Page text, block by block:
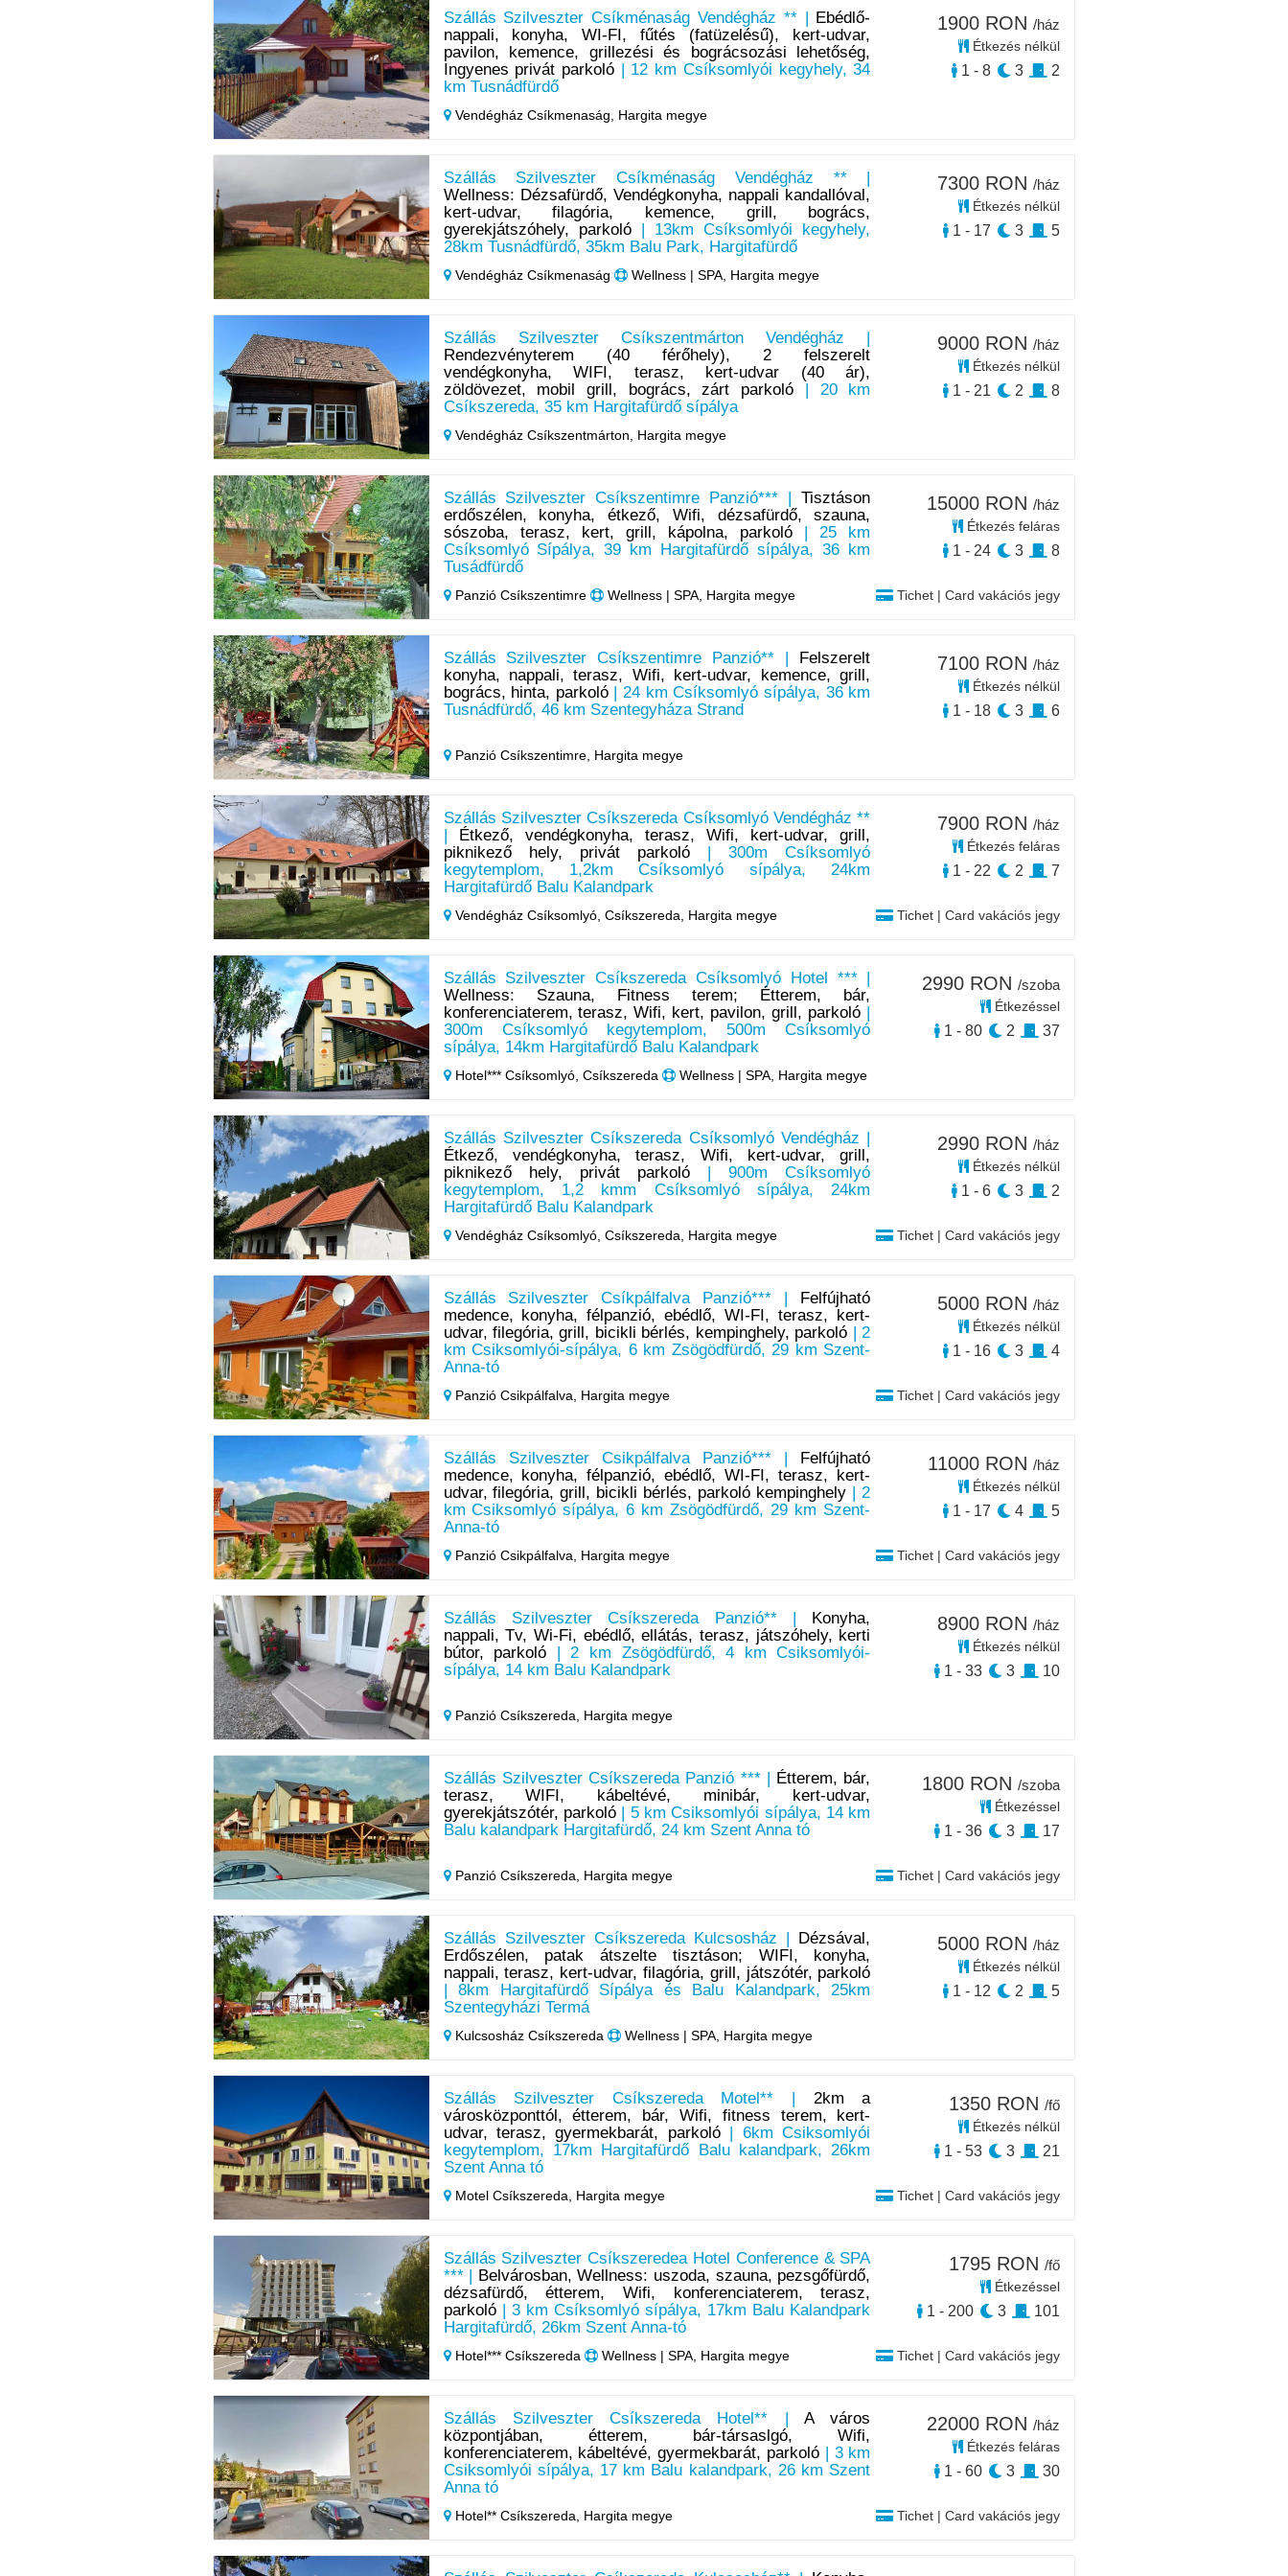
Szállás Szilveszter Csíkménaság Vendégház ** |
Ebédlő-
nappali, konyha, WI-FI, fűtés (fatüzelésű), kert-udvar,
pavilon, kemence, grillezési és bográcsozási lehetőség,
Ingyenes privát parkoló| 12 km Csíksomlyói kegyhely, 34
km Tusnádfürdő
Vendégház Csíkmenaság, Hargita megye
1900 RON /ház
Étkezés nélkül
1 - 8 3 2
Szállás Szilveszter Csíkménaság Vendégház ** |
Wellness: Dézsafürdő, Vendégkonyha, nappali kandallóval,
kert-udvar, filagória, kemence, grill, bogrács,
gyerekjátszóhely, parkoló| 13km Csíksomlyói kegyhely,
28km Tusnádfürdő, 35km Balu Park, Hargitafürdő
Vendégház Csíkmenaság Wellness | SPA, Hargita megye
7300 RON /ház
Étkezés nélkül
1 - 17 3 5
Szállás Szilveszter Csíkszentmárton Vendégház |
Rendezvényterem (40 férőhely), 2 felszerelt
vendégkonyha, WIFI, terasz, kert-udvar (40 ár),
zöldövezet, mobil grill, bogrács, zárt parkoló | 20 km
Csíkszereda, 35 km Hargitafürdő sípálya
Vendégház Csíkszentmárton, Hargita megye
9000 RON /ház
Étkezés nélkül
1 - 21 2 8
Szállás Szilveszter Csíkszentimre Panzió*** |Tisztáson
erdőszélen, konyha, étkező, Wifi, dézsafürdő, szauna,
sószoba, terasz, kert, grill, kápolna, parkoló | 25 km
Csíksomlyó Sípálya, 39 km Hargitafürdő sípálya, 36 km
Tusádfürdő
Panzió Csíkszentimre Wellness | SPA, Hargita megye Tichet | Card vakációs jegy
15000 RON /ház
Étkezés feláras
1 - 24 3 8
Szállás Szilveszter Csíkszentimre Panzió** |
Felszerelt
konyha, nappali, terasz, Wifi, kert-udvar, kemence, grill,
bogrács, hinta, parkoló| 24 km Csíksomlyó sípálya, 36 km
Tusnádfürdő, 46 km Szentegyháza Strand
Panzió Csíkszentimre, Hargita megye
7100 RON /ház
Étkezés nélkül
1 - 18 3 6
Szállás Szilveszter Csíkszereda Csíksomlyó Vendégház **
Étkező, vendégkonyha, terasz, Wifi, kert-udvar, grill,
piknikező hely, privát parkoló| 300m Csíksomlyó
kegytemplom, 1,2km Csíksomlyó sípálya, 24km
Hargitafürdő Balu Kalandpark
Vendégház Csíksomlyó, Csíkszereda, Hargita megye Tichet | Card vakációs jegy
7900 RON /ház
Étkezés feláras
1 - 22 2 7
Szállás Szilveszter Csíkszereda Csíksomlyó Hotel *** |
Wellness: Szauna, Fitness terem; Étterem, bár,
konferenciaterem, terasz, Wifi, kert, pavilon, grill, parkoló
300m Csíksomlyó kegytemplom, 500m Csíksomlyó
sípálya, 14km Hargitafürdő Balu Kalandpark
Hotel*** Csíksomlyó, Csíkszereda Wellness | SPA, Hargita megye
2990 RON /szoba
Étkezéssel
1 - 80 2 37
Szállás Szilveszter Csíkszereda Csíksomlyó Vendégház |
Étkező, vendégkonyha, terasz, Wifi, kert-udvar, grill,
piknikező hely, privát parkoló| 900m Csíksomlyó
kegytemplom, 1,2 kmm Csíksomlyó sípálya, 24km
Hargitafürdő Balu Kalandpark
Vendégház Csíksomlyó, Csíkszereda, Hargita megye Tichet | Card vakációs jegy
2990 RON /ház
Étkezés nélkül
1 - 6 3 2
Szállás Szilveszter Csíkpálfalva Panzió*** |
Felfújható
medence, konyha, félpanzió, ebédlő, WI-FI, terasz, kert-
udvar, filegória, grill, bicikli bérlés, kempinghely, parkoló | 2
km Csiksomlyói-sípálya, 6 km Zsögödfürdő, 29 km Szent-
Anna-tó
Panzió Csikpálfalva, Hargita megye Tichet | Card vakációs jegy
5000 RON /ház
Étkezés nélkül
1 - 16 3 4
Szállás Szilveszter Csikpálfalva Panzió*** |
Felfújható
medence, konyha, félpanzió, ebédlő, WI-FI, terasz, kert-
udvar, filegória, grill, bicikli bérlés, parkoló kempinghely | 2
km Csiksomlyó sípálya, 6 km Zsögödfürdő, 29 km Szent-
Anna-tó
Panzió Csikpálfalva, Hargita megye Tichet | Card vakációs jegy
11000 RON /ház
Étkezés nélkül
1 - 17 4 5
Szállás Szilveszter Csíkszereda Panzió** |
Konyha,
nappali, Tv, Wi-Fi, ebédlő, ellátás, terasz, játszóhely, kerti
bútor, parkoló | 2 km Zsögödfürdő, 4 km Csiksomlyói-
sípálya, 14 km Balu Kalandpark
Panzió Csíkszereda, Hargita megye
8900 RON /ház
Étkezés nélkül
1 - 33 3 10
Szállás Szilveszter Csíkszereda Panzió *** |
Étterem, bár,
terasz, WIFI, kábeltévé, minibár, kert-udvar,
gyerekjátszótér, parkoló| 5 km Csiksomlyói sípálya, 14 km
Balu kalandpark Hargitafürdő, 24 km Szent Anna tó
Panzió Csíkszereda, Hargita megye Tichet | Card vakációs jegy
1800 RON /szoba
Étkezéssel
1 - 36 3 17
Szállás Szilveszter Csíkszereda Kulcsosház |
Dézsával,
Erdőszélen, patak átszelte tisztáson; WIFI, konyha,
nappali, terasz, kert-udvar, filagória, grill, játszótér, parkoló
| 8km Hargitafürdő Sípálya és Balu Kalandpark, 25km
Szentegyházi Termá
Kulcsosház Csíkszereda Wellness | SPA, Hargita megye
5000 RON /ház
Étkezés nélkül
1 - 12 2 5
Szállás Szilveszter Csíkszereda Motel** | 2km a
városközponttól, étterem, bár, Wifi, fitness terem, kert-
udvar, terasz, gyermekbarát, parkoló| 6km Csiksomlyói
kegytemplom, 17km Hargitafürdő Balu kalandpark, 26km
Szent Anna tó
Motel Csíkszereda, Hargita megye Tichet | Card vakációs jegy
1350 RON /fő
Étkezés nélkül
1 - 53 3 21
Szállás Szilveszter Csíkszeredea Hotel Conference & SPA
*** |
Belvárosban, Wellness: uszoda, szauna, pezsgőfürdő,
dézsafürdő, étterem, Wifi, konferenciaterem, terasz,
parkoló| 3 km Csíksomlyó sípálya, 17km Balu Kalandpark
Hargitafürdő, 26km Szent Anna-tó
Hotel*** Csíkszereda Wellness | SPA, Hargita megye Tichet | Card vakációs jegy
1795 RON /fő
Étkezéssel
1 - 200 3 101
Szállás Szilveszter Csíkszereda Hotel** |A város
központjában, étterem, bár-társaslgó, Wifi,
konferenciaterem, kábeltévé, gyermekbarát, parkoló| 3 km
Csiksomlyói sípálya, 17 km Balu kalandpark, 26 km Szent
Anna tó
Hotel** Csíkszereda, Hargita megye Tichet | Card vakációs jegy
22000 RON /ház
Étkezés feláras
1 - 60 3 30